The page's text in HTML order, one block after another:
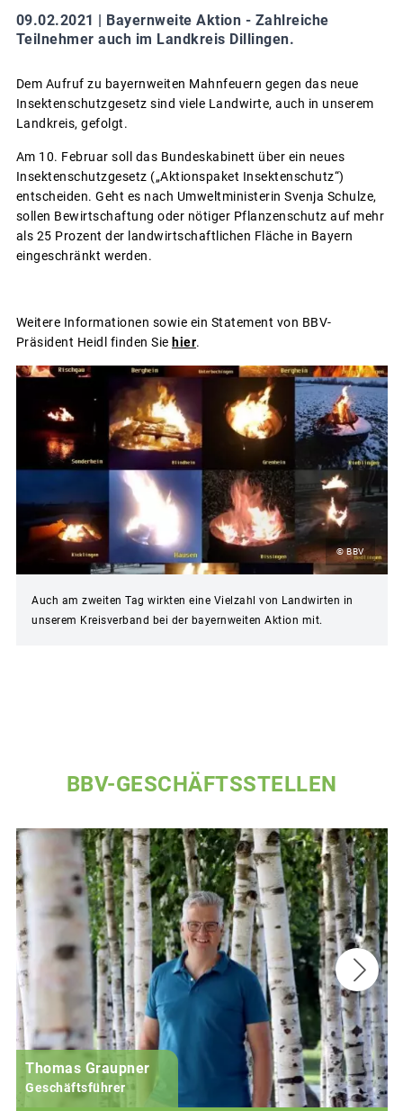
09.02.2021 |
Bayernweite Aktion - Zahlreiche
Teilnehmer auch im Landkreis Dillingen.
Dem Aufruf zu bayernweiten Mahnfeuern gegen das neue
Insektenschutzgesetz sind viele Landwirte, auch in unserem
Landkreis, gefolgt.
Am 10. Februar soll das Bundeskabinett über ein neues
Insektenschutzgesetz („Aktionspaket Insektenschutz“)
entscheiden. Geht es nach Umweltministerin Svenja Schulze,
sollen Bewirtschaftung oder nötiger Pflanzenschutz auf mehr
als 25 Prozent der landwirtschaftlichen Fläche in Bayern
eingeschränkt werden.
Weitere Informationen sowie ein Statement von BBV-
Präsident Heidl finden Sie hier.
© BBV
Auch am zweiten Tag wirkten eine Vielzahl von Landwirten in
unserem Kreisverband bei der bayernweiten Aktion mit.
BBV-GESCHÄFTSSTELLEN
Thomas Graupner
Geschäftsführer